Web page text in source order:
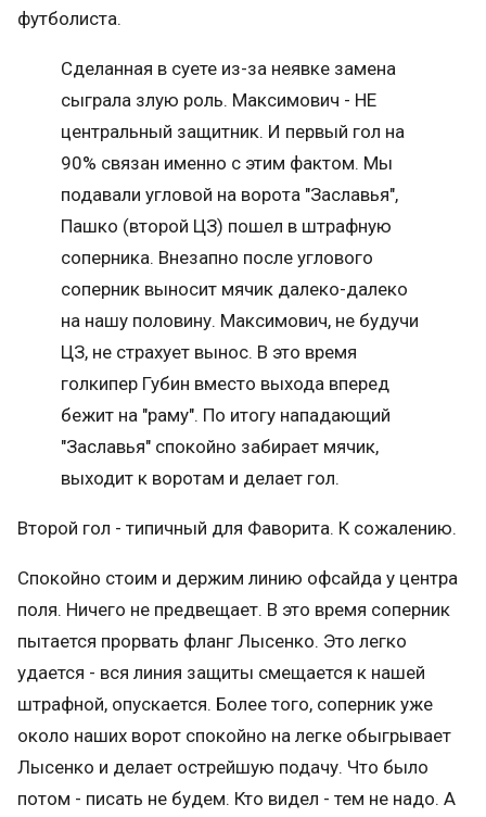
футболиста.
Сделанная в суете из-за неявке замена
сыграла злую роль. Максимович - НЕ
центральный защитник. И первый гол на
90% связан именно с этим фактом. Мы
подавали угловой на ворота "Заславья",
Пашко (второй ЦЗ) пошел в штрафную
соперника. Внезапно после углового
соперник выносит мячик далеко-далеко
на нашу половину. Максимович, не будучи
ЦЗ, не страхует вынос. В это время
голкипер Губин вместо выхода вперед
бежит на "раму". По итогу нападающий
"Заславья" спокойно забирает мячик,
выходит к воротам и делает гол.
Второй гол - типичный для Фаворита. К сожалению.
Спокойно стоим и держим линию офсайда у центра
поля. Ничего не предвещает. В это время соперник
пытается прорвать фланг Лысенко. Это легко
удается - вся линия защиты смещается к нашей
штрафной, опускается. Более того, соперник уже
около наших ворот спокойно на легке обыгрывает
Лысенко и делает острейшую подачу. Что было
потом - писать не будем. Кто видел - тем не надо. А